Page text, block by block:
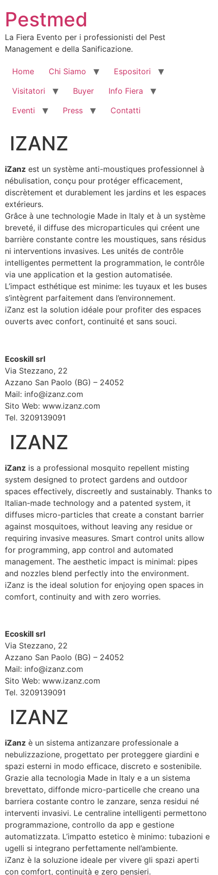
content
Pestmed
La Fiera Evento per i professionisti del Pest
Management e della Sanificazione.
Home Chi Siamo
Espositori
Visitatori
Buyer
Info Fiera
Eventi
Press Contatti
IZANZ
iZanz est un système anti-moustiques professionnel à
nébulisation, conçu pour protéger efficacement,
discrètement et durablement les jardins et les espaces
extérieurs.
Grâce à une technologie Made in Italy et à un système
breveté, il diffuse des microparticules qui créent une
barrière constante contre les moustiques, sans résidus
ni interventions invasives. Les unités de contrôle
intelligentes permettent la programmation, le contrôle
via une application et la gestion automatisée.
L’impact esthétique est minime: les tuyaux et les buses
s’intègrent parfaitement dans l’environnement.
iZanz est la solution idéale pour profiter des espaces
ouverts avec confort, continuité et sans souci.
Ecoskill srl
Via Stezzano, 22
Azzano San Paolo (BG) – 24052
Mail: info@izanz.com
Sito Web: www.izanz.com
Tel. 3209139091
IZANZ
iZanz is a professional mosquito repellent misting
system designed to protect gardens and outdoor
spaces effectively, discreetly and sustainably. Thanks to
Italian-made technology and a patented system, it
diffuses micro-particles that create a constant barrier
against mosquitoes, without leaving any residue or
requiring invasive measures. Smart control units allow
for programming, app control and automated
management. The aesthetic impact is minimal: pipes
and nozzles blend perfectly into the environment.
iZanz is the ideal solution for enjoying open spaces in
comfort, continuity and with zero worries.
Ecoskill srl
Via Stezzano, 22
Azzano San Paolo (BG) – 24052
Mail: info@izanz.com
Sito Web: www.izanz.com
Tel. 3209139091
IZANZ
iZanz è un sistema antizanzare professionale a
nebulizzazione, progettato per proteggere giardini e
spazi esterni in modo efficace, discreto e sostenibile.
Grazie alla tecnologia Made in Italy e a un sistema
brevettato, diffonde micro-particelle che creano una
barriera costante contro le zanzare, senza residui né
interventi invasivi. Le centraline intelligenti permettono
programmazione, controllo da app e gestione
automatizzata. L’impatto estetico è minimo: tubazioni e
ugelli si integrano perfettamente nell’ambiente.
iZanz è la soluzione ideale per vivere gli spazi aperti
con comfort, continuità e zero pensieri.